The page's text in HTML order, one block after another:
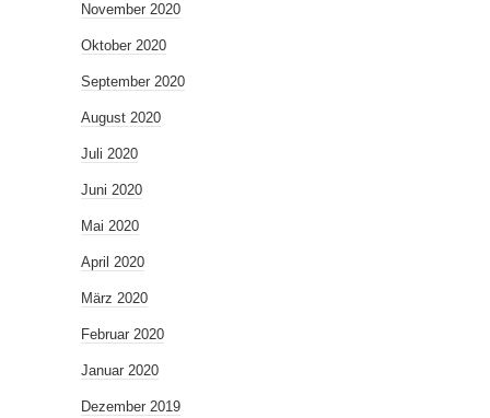
November 2020
Oktober 2020
September 2020
August 2020
Juli 2020
Juni 2020
Mai 2020
April 2020
März 2020
Februar 2020
Januar 2020
Dezember 2019